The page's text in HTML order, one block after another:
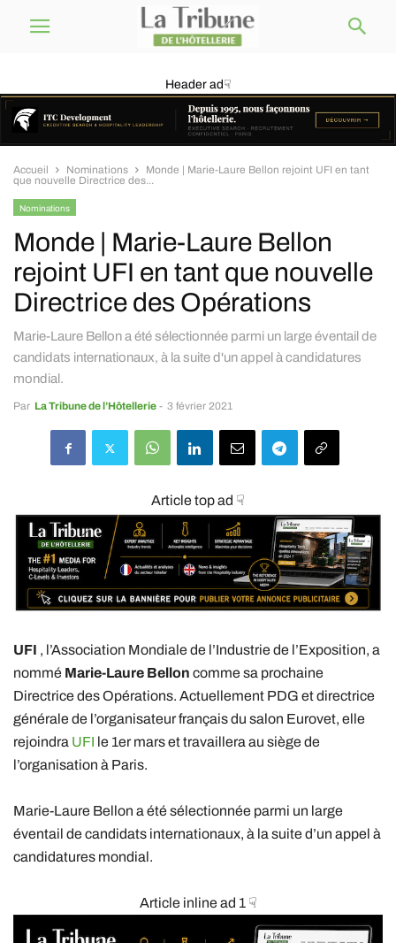
Header ad☟
Accueil Nominations
Monde | Marie-Laure Bellon rejoint UFI en tant
que nouvelle Directrice des...
Nominations
Monde | Marie-Laure Bellon
rejoint UFI en tant que nouvelle
Directrice des Opérations
Marie-Laure Bellon a été sélectionnée parmi un large éventail de
candidats internationaux, à la suite d'un appel à candidatures
mondial.
Par La Tribune de l’Hôtellerie - 3 février 2021
Article top ad ☟
UFI , l’Association Mondiale de l’Industrie de l’Exposition, a
nommé Marie-Laure Bellon comme sa prochaine
Directrice des Opérations. Actuellement PDG et directrice
générale de l’organisateur français du salon Eurovet, elle
rejoindra UFI le 1er mars et travaillera au siège de
l’organisation à Paris.
Marie-Laure Bellon a été sélectionnée parmi un large
éventail de candidats internationaux, à la suite d’un appel à
candidatures mondial.
Article inline ad 1 ☟